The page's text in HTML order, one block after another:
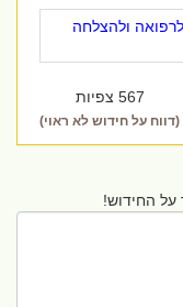
ולהצלחה
567 צפיות
על חידוש לא ראוי)
החידוש!